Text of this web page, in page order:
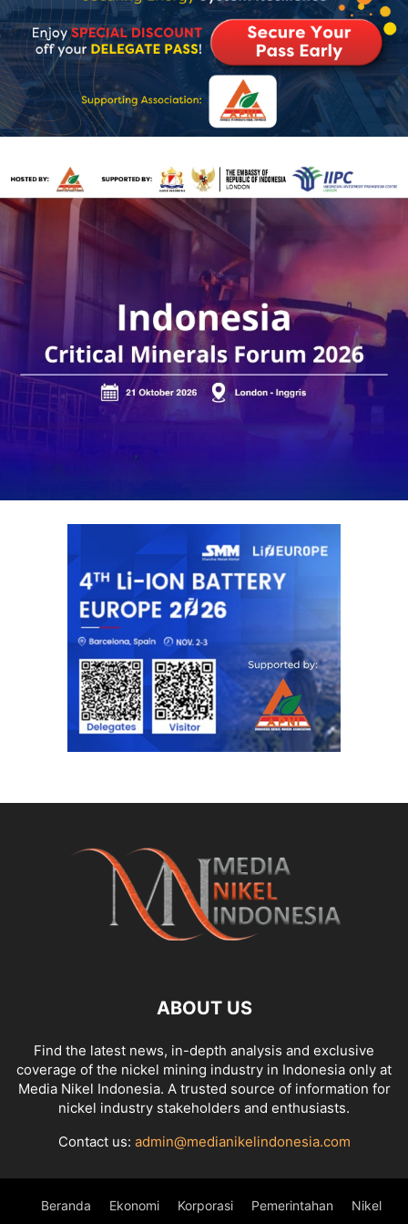
ABOUT US
Find the latest news, in-depth analysis and exclusive
coverage of the nickel mining industry in Indonesia only at
Media Nikel Indonesia. A trusted source of information for
nickel industry stakeholders and enthusiasts.
Contact us: admin@medianikelindonesia.com
Beranda Ekonomi Korporasi Pemerintahan Nikel